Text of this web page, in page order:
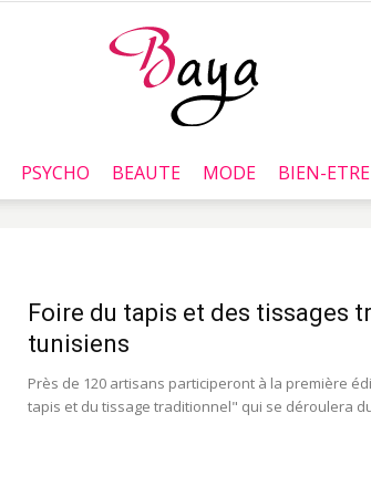
Baya.tn
PSYCHO BEAUTE MODE BIEN-ETRE
Foire du tapis et des tissages
tunisiens
Près de 120 artisans participeront à la première
tapis et du tissage traditionnel" qui se déroulera